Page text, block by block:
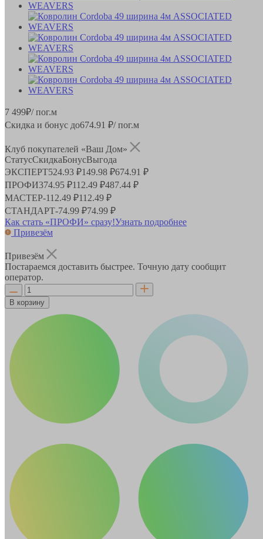
7 499₽/ пог.м
Скидка и бонус до674.91 ₽/ пог.м
Клуб покупателей «Ваш Дом»
СтатусСкидкаБонусВыгода
ЭКСПЕРТ524.93 ₽149.98 ₽674.91 ₽
ПРОФИ374.95 ₽112.49 ₽487.44 ₽
МАСТЕР-112.49 ₽112.49 ₽
СТАНДАРТ-74.99 ₽74.99 ₽
Как стать «ПРОФИ» сразу!Узнать подробнее
Привезём
Привезём
Постараемся доставить быстрее. Точную дату сообщит
оператор.
В корзину